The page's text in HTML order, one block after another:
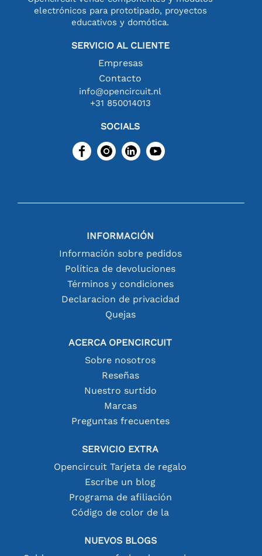
electrónicos para prototipado, proyectos
educativos y domótica.
SERVICIO AL CLIENTE
Empresas
Contacto
info@opencircuit.nl
+31 850014013
SOCIALS
INFORMACIÓN
Información sobre pedidos
Política de devoluciones
Términos y condiciones
Declaracion de privacidad
Quejas
ACERCA OPENCIRCUIT
Sobre nosotros
Reseñas
Nuestro surtido
Marcas
Preguntas frecuentes
SERVICIO EXTRA
Opencircuit Tarjeta de regalo
Escribe un blog
Programa de afiliación
Código de color de la
NUEVOS BLOGS